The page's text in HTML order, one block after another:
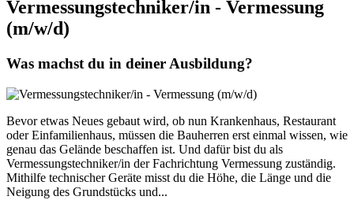
Vermessungstechniker/in - Vermessung
(m/w/d)
Was machst du in deiner Ausbildung?
Bevor etwas Neues gebaut wird, ob nun Krankenhaus, Restaurant
oder Einfamilienhaus, müssen die Bauherren erst einmal wissen, wie
genau das Gelände beschaffen ist. Und dafür bist du als
Vermessungstechniker/in der Fachrichtung Vermessung zuständig.
Mithilfe technischer Geräte misst du die Höhe, die Länge und die
Neigung des Grundstücks und...